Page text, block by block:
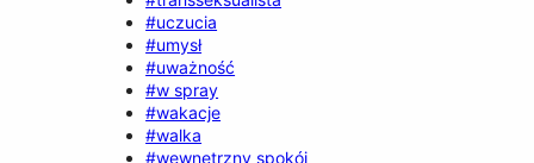
#uczucia
#umysł
#uważność
#w spray
#wakacje
#walka
#wewnętrzny spokój